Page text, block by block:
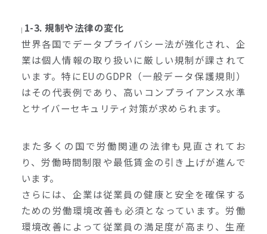
1-3. 規制や法律の変化
世界各国でデータプライバシー法が強化され、企
業は個人情報の取り扱いに厳しい規制が課されて
います。特にEUのGDPR（一般データ保護規則）
はその代表例であり、高いコンプライアンス水準
とサイバーセキュリティ対策が求められます。
また多くの国で労働関連の法律も見直されてお
り、労働時間制限や最低賃金の引き上げが進んで
います。
さらには、企業は従業員の健康と安全を確保する
ための労働環境改善も必須となっています。労働
環境改善によって従業員の満足度が高まり、生産